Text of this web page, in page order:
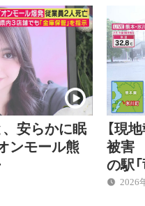
、安らかに眠
ンモール熊
【現
被害
の駅
2026